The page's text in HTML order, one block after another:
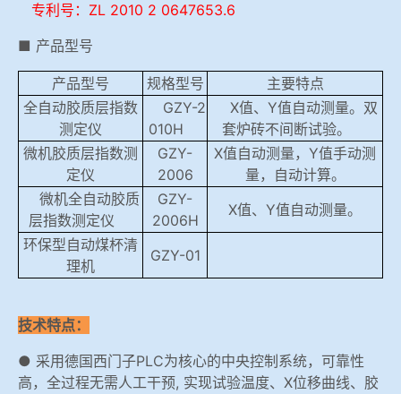
专利号：ZL 2010 2 0647653.6
■ 产品型号
产品型号 规格型号
主要特点
全自动胶质层指数
测定仪
GZY-2
010H
X值、Y值自动测量。双
套炉砖不间断试验。
微机胶质层指数测
定仪
GZY-
2006
X值自动测量，Y值手动测
量，自动计算。
微机全自动胶质
层指数测定仪
GZY-
2006H
X值、Y值自动测量。
环保型自动煤杯清
理机
GZY-01
技术特点：
● 采用德国西门子PLC为核心的中央控制系统，可靠性
高，全过程无需人工干预, 实现试验温度、X位移曲线、胶